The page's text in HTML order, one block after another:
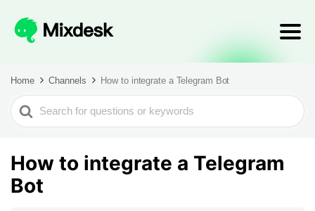
Home Channels How to integrate a Telegram Bot
Search
For
How to integrate a Telegram
Bot